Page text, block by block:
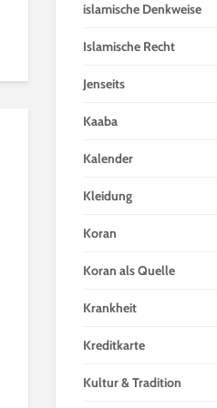
islamische Denkweise
Islamische Recht
Jenseits
Kaaba
Kalender
Kleidung
Koran
Koran als Quelle
Krankheit
Kreditkarte
Kultur & Tradition